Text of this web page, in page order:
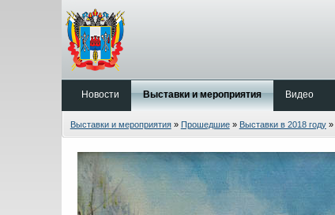
Новости Выставки и мероприятия Видео
Выставки и мероприятия» Прошедшие» Выставки в 2018 году»